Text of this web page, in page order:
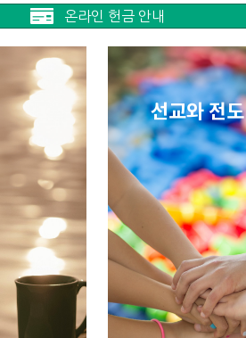
온라인 헌금 안내
선교와 전도